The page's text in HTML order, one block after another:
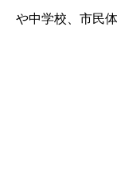
や中学校、市民